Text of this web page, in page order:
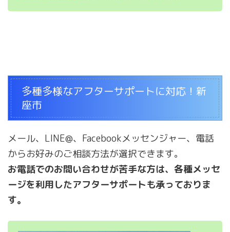
多種多様なアフターサポートに対応！新
座市
メール、LINE@、Facebookメッセンジャー、電話
からお好みのご相談方法が選択できます。
お電話でのお問い合わせが苦手な方は、各種メッセ
ージを利用したアフターサポートも承っておりま
す。